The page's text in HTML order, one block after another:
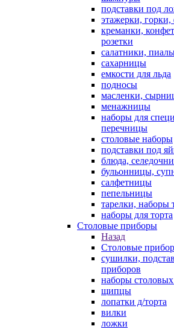
подставки под
этажерки,
креманки,
розетки
салатники,
сахарницы
емкости для льда
подносы
масленки,
менажницы
наборы для
перечницы
столовые наборы
подставки под
блюда,
бульонницы,
салфетницы
пепельницы
тарелки, наборы
наборы для торта
Столовые приборы
Назад
Столовые
сушилки,
приборов
наборы
щипцы
лопатки д/торта
вилки
ложки